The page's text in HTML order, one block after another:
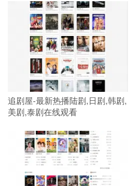
追剧屋-最新热播陆剧,日剧,韩剧,
美剧,泰剧在线观看